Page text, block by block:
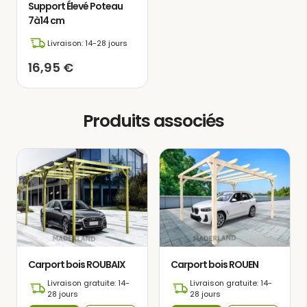
Ce carport bois autoportant est
fabriqué enbois massif
traitéprovenant du nord de l’Europe,
où la croissance lente garantit de
meilleures propriétés mécaniques face
Support Élevé Poteau
7à14 cm
Livraison: 14-28 jours
16,95 €
Produits associés
Carport bois ROUBAIX
Livraison gratuite: 14-
28 jours
Carport bois ROUEN
Livraison gratuite: 14-
28 jours